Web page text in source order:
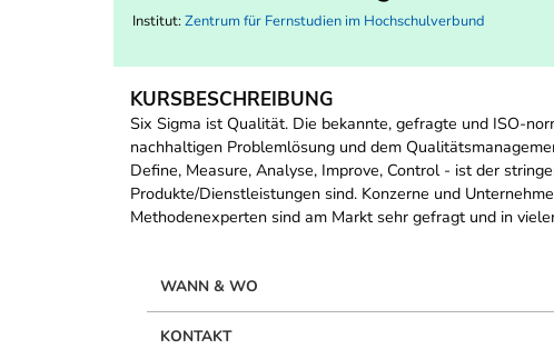
Institut: Zentrum für Fernstudien im Hochschulverbund
KURSBESCHREIBUNG
Six Sigma ist Qualität. Die bekannte, gefragte und ISO-
nachhaltigen Problemlösung und dem
Define, Measure, Analyse, Improve, Control - ist der
Produkte/Dienstleistungen sind. Konzerne und
Methodenexperten sind am Markt sehr gefragt und in
WANN & WO
KONTAKT